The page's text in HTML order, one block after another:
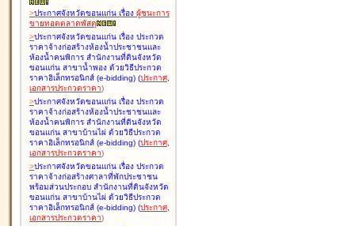
>ประกาศจังหวัดขอนแก่น เรื่อง ผู้ชนะการ
ขายทอดตลาดพัสดุ
>ประกาศจังหวัดขอนแก่น เรื่อง ประกวด
ราคาจ้างก่อสร้างห้องน้ำประชาชนและ
ห้องน้ำคนพิการ สำนักงานที่ดินจังหวัด
ขอนแก่น สาขาน้ำพอง ด้วยวิธีประกวด
ราคาอิเล็กทรอนิกส์ (e-bidding) (ประกาศ,
เอกสารประกวดราคา)
>ประกาศจังหวัดขอนแก่น เรื่อง ประกวด
ราคาจ้างก่อสร้างห้องน้ำประชาชนและ
ห้องน้ำคนพิการ สำนักงานที่ดินจังหวัด
ขอนแก่น สาขาบ้านไผ่ ด้วยวิธีประกวด
ราคาอิเล็กทรอนิกส์ (e-bidding) (ประกาศ,
เอกสารประกวดราคา)
>ประกาศจังหวัดขอนแก่น เรื่อง ประกวด
ราคาจ้างก่อสร้างศาลาที่พักประชาชน
พร้อมส่วนประกอบ สำนักงานที่ดินจังหวัด
ขอนแก่น สาขาบ้านไผ่ ด้วยวิธีประกวด
ราคาอิเล็กทรอนิกส์ (e-bidding) (ประกาศ,
เอกสารประกวดราคา)